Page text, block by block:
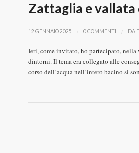
Zattaglia e vallata
12 GENNAIO 2025 / 0 COMMENTI / DA
Ieri, come invitato, ho partecipato,
dintorni. Il tema era collegato alle
corso dell’acqua nell’intero bacino si